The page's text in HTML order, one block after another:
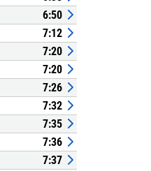
6:50
7:12
7:20
7:20
7:26
7:32
7:35
7:36
7:37